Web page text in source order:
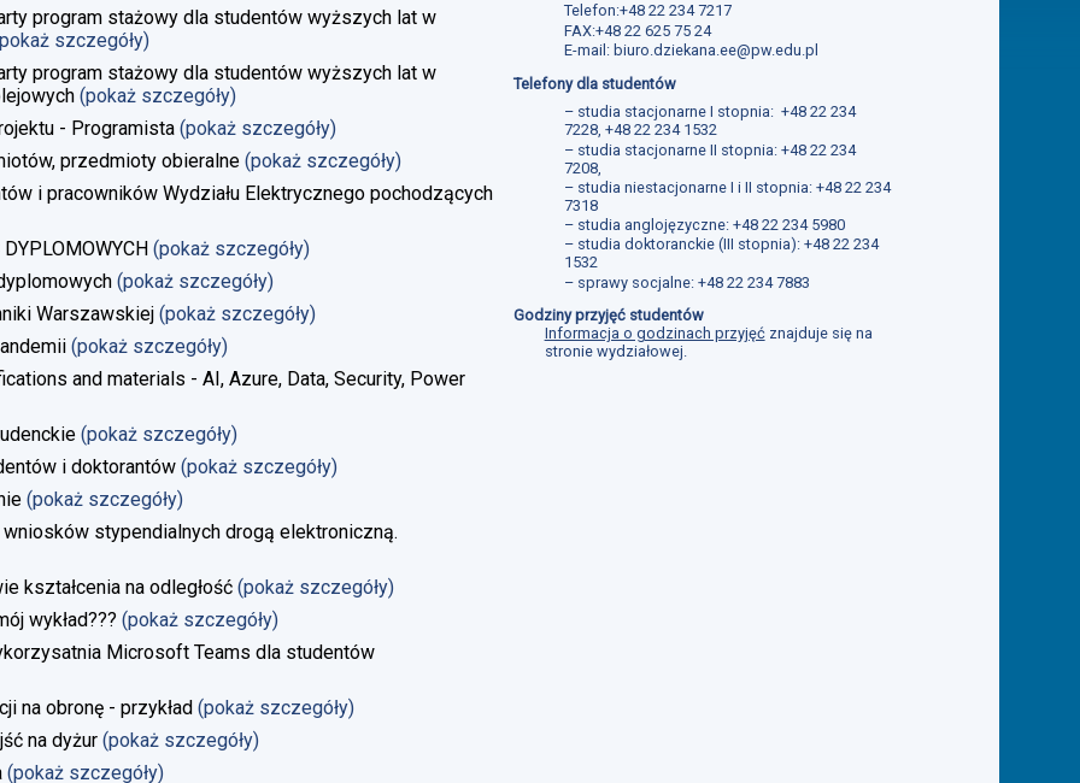
program stażowy dla studentów wyższych lat w
szczegóły)
program stażowy dla studentów wyższych lat w
(pokaż szczegóły)
- Programista (pokaż szczegóły)
przedmioty obieralne (pokaż szczegóły)
i pracowników Wydziału Elektrycznego pochodzących
(pokaż szczegóły)
(pokaż szczegóły)
Warszawskiej (pokaż szczegóły)
(pokaż szczegóły)
and materials - AI, Azure, Data, Security, Power
(pokaż szczegóły)
i doktorantów (pokaż szczegóły)
(pokaż szczegóły)
stypendialnych drogą elektroniczną.
kształcenia na odległość (pokaż szczegóły)
wykład??? (pokaż szczegóły)
Microsoft Teams dla studentów
na obronę - przykład (pokaż szczegóły)
na dyżur (pokaż szczegóły)
(pokaż szczegóły)
Telefon:+48 22 234 7217
FAX:+48 22 625 75 24
E-mail: biuro.dziekana.ee@pw.edu.pl
Telefony dla studentów
– studia stacjonarne I stopnia: +48 22 234
7228, +48 22 234 1532
– studia stacjonarne II stopnia: +48 22 234
7208,
– studia niestacjonarne I i II stopnia: +48 22 234
7318
– studia anglojęzyczne: +48 22 234 5980
– studia doktoranckie (III stopnia): +48 22 234
1532
– sprawy socjalne: +48 22 234 7883
Godziny przyjęć studentów
Informacja o godzinach przyjęćznajduje się na
stronie wydziałowej.